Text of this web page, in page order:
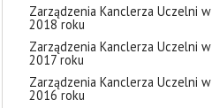
Zarządzenia Kanclerza Uczelni w
2018 roku
Zarządzenia Kanclerza Uczelni w
2017 roku
Zarządzenia Kanclerza Uczelni w
2016 roku